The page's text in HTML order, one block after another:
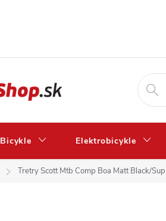
Bicykle Elektrobicykle
Tretry Scott Mtb Comp Boa Matt Black/